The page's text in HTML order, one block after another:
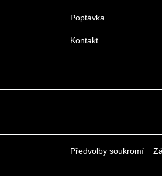
Poptávka
Kontakt
Předvolby soukromí